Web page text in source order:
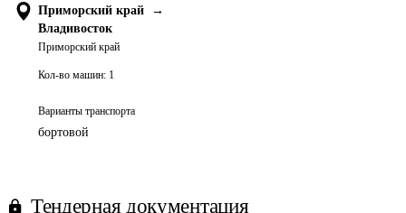
Приморский край
→
Владивосток
Приморский край
Кол-во машин: 1
Варианты транспорта
бортовой
Тендерная документация